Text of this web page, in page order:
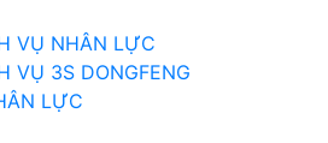
VỤ NHÂN LỰC
VỤ 3S DONGFENG
LỰC